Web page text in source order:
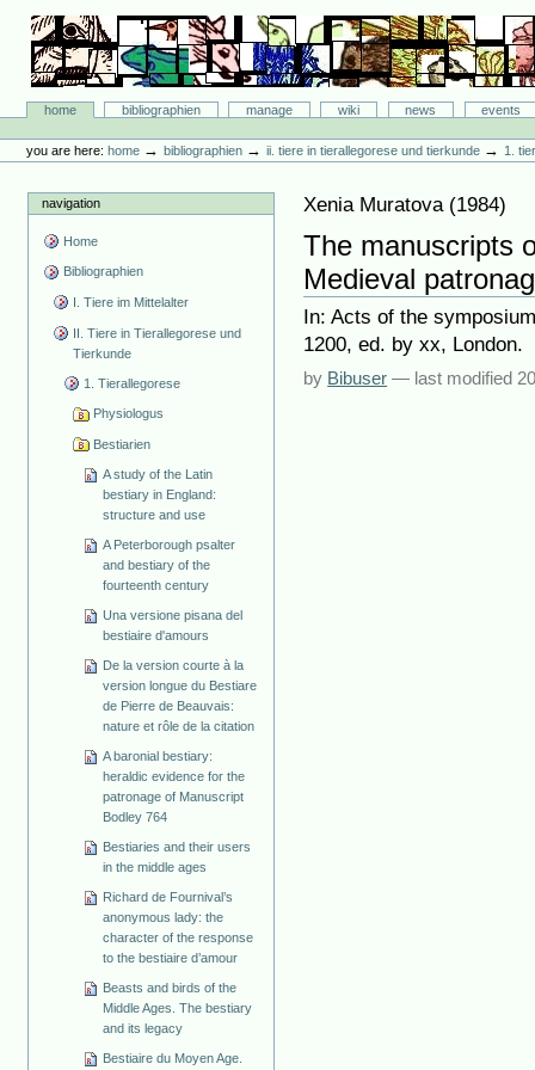
content.
navigation
Bibliographie-Portal
Sectionshome bibliographien manage wiki news
events
tools
you are here: home →bibliographien →ii. tiere in tierallegorese und tierkunde →1.
navigation
Home
Bibliographien
I. Tiere im Mittelalter
II. Tiere in Tierallegorese und
Tierkunde
1. Tierallegorese
Physiologus
Bestiarien
A study of the Latin
bestiary in England:
structure and use
A Peterborough psalter
and bestiary of the
fourteenth century
Una versione pisana del
bestiaire d'amours
De la version courte à la
version longue du Bestiare
de Pierre de Beauvais:
nature et rôle de la citation
A baronial bestiary:
heraldic evidence for the
patronage of Manuscript
Bodley 764
Bestiaries and their users
in the middle ages
Richard de Fournival’s
anonymous lady: the
character of the response
to the bestiaire d’amour
Beasts and birds of the
Middle Ages. The bestiary
and its legacy
Bestiaire du Moyen Age.
Xenia Muratova (1984)
The manuscripts
Medieval
In: Acts of the
1200, ed. by xx, London.
by Bibuser — last modified